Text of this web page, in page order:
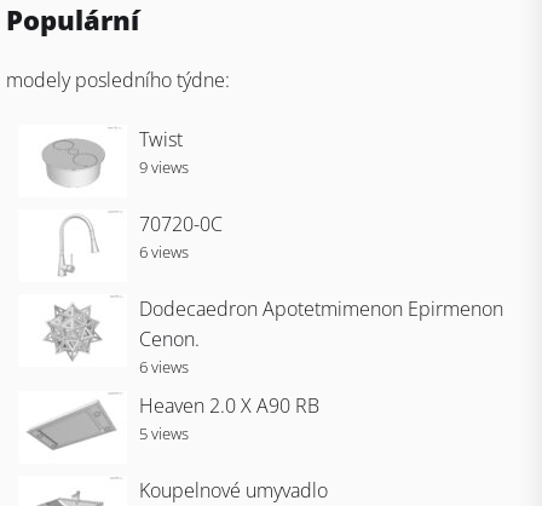
Populární
modely posledního týdne:
Twist
9 views
70720-0C
6 views
Dodecaedron Apotetmimenon Epirmenon
Cenon.
6 views
Heaven 2.0 X A90 RB
5 views
Koupelnové umyvadlo